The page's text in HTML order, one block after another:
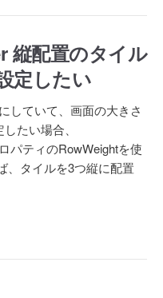
縦配置のタイル
定したい
していて、画面の大きさ
たい場合、
パティのRowWeightを使
、タイルを3つ縦に配置